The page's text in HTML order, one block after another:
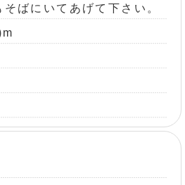
ばにいてあげて下さい。